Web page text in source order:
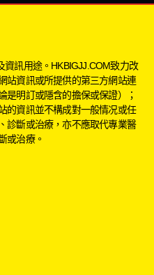
訊用途。HKBIGJJ.COM致力改
站資訊或所提供的第三方網站連
是明訂或隱含的擔保或保證）；
的資訊並不構成對一般情况或任
診斷或治療，亦不應取代專業醫
或治療。